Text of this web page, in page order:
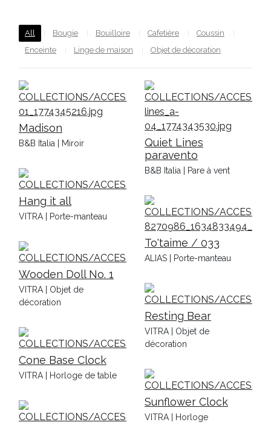
All Bougie Bouilloire Cafetière
Coussin
Enceinte
Linge de maison Objet de décoration
Madison
B&B Italia | Miroir
Quiet Lines
paravento
B&B Italia | Pare à vent
Hang it all
VITRA | Porte-manteau
To'taime / 033
ALIAS | Porte-manteau
Wooden Doll No. 1
VITRA | Objet de
décoration
Resting Bear
VITRA | Objet de
décoration
Cone Base Clock
VITRA | Horloge de table
Sunflower Clock
VITRA | Horloge